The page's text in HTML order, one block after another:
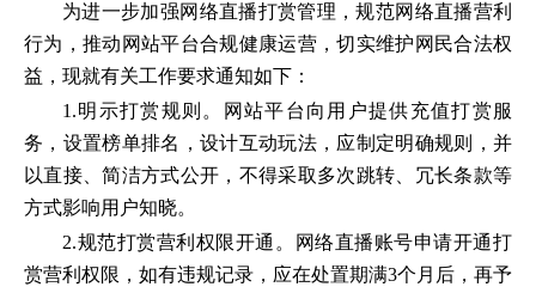
为进一步加强网络直播打赏管理，规范网络直播营利
行为，推动网站平台合规健康运营，切实维护网民合法权
益，现就有关工作要求通知如下：
1.明示打赏规则。网站平台向用户提供充值打赏服
务，设置榜单排名，设计互动玩法，应制定明确规则，并
以直接、简洁方式公开，不得采取多次跳转、冗长条款等
方式影响用户知晓。
2.规范打赏营利权限开通。网络直播账号申请开通打
赏营利权限，如有违规记录，应在处置期满3个月后，再予